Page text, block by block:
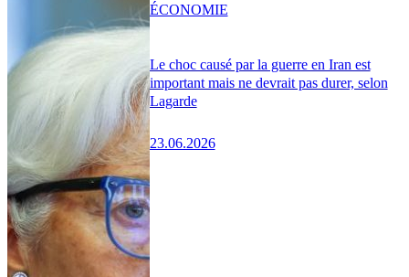
Le choc causé par la guerre en Iran est
important mais ne devrait pas durer, selon
Lagarde
23.06.2026
ÉCONOMIE